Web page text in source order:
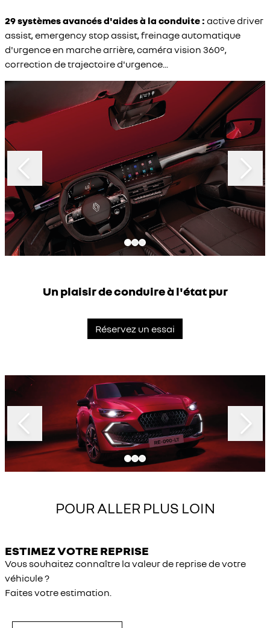
29 systèmes avancés d'aides à la conduite : active driver
assist, emergency stop assist, freinage automatique
d'urgence en marche arrière, caméra vision 360°,
correction de trajectoire d'urgence...
Slide 1 of 3
Un plaisir de conduire à l'état pur
Réservez un essai
Slide 1 of 3
POUR ALLER PLUS LOIN
ESTIMEZ VOTRE REPRISE
Vous souhaitez connaître la valeur de reprise de votre
véhicule ?
Faites votre estimation.